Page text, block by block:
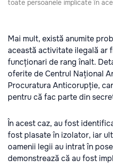
toate persoanele implicate în
Mai mult, există anumite
această activitate ilegală ar
funcționari de rang înalt.
oferite de Centrul Național
Procuratura Anticorupție,
pentru că fac parte din
În acest caz, au fost
fost plasate în izolator, iar
oamenii legii au intrat în
demonstrează că au fost